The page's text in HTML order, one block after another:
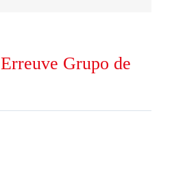
Erreuve Grupo de